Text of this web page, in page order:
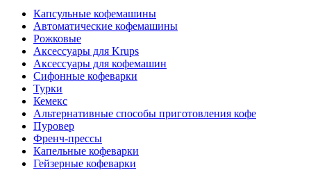
Капсульные кофемашины
Автоматические кофемашины
Рожковые
Аксессуары для Krups
Аксессуары для кофемашин
Сифонные кофеварки
Турки
Кемекс
Альтернативные способы приготовления кофе
Пуровер
Френч-прессы
Капельные кофеварки
Гейзерные кофеварки